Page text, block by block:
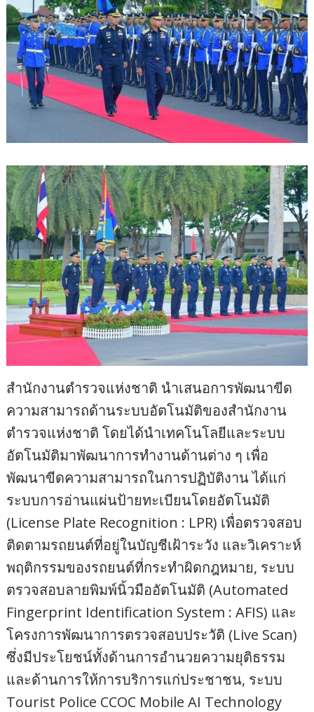
สำนักงานตำรวจแห่งชาติ นำเสนอการพัฒนาขีด
ความสามารถด้านระบบอัตโนมัติของสำนักงาน
ตำรวจแห่งชาติ โดยได้นำเทคโนโลยีและระบบ
อัตโนมัติมาพัฒนาการทำงานด้านต่าง ๆ เพื่อ
พัฒนาขีดความสามารถในการปฏิบัติงาน ได้แก่
ระบบการอ่านแผ่นป้ายทะเบียนโดยอัตโนมัติ
(License Plate Recognition : LPR) เพื่อตรวจสอบ
ติดตามรถยนต์ที่อยู่ในบัญชีเฝ้าระวัง และวิเคราะห์
พฤติกรรมของรถยนต์ที่กระทำผิดกฎหมาย, ระบบ
ตรวจสอบลายพิมพ์นิ้วมืออัตโนมัติ (Automated
Fingerprint Identification System : AFIS) และ
โครงการพัฒนาการตรวจสอบประวัติ (Live Scan)
ซึ่งมีประโยชน์ทั้งด้านการอำนวยความยุติธรรม
และด้านการให้การบริการแก่ประชาชน, ระบบ
Tourist Police CCOC Mobile AI Technology